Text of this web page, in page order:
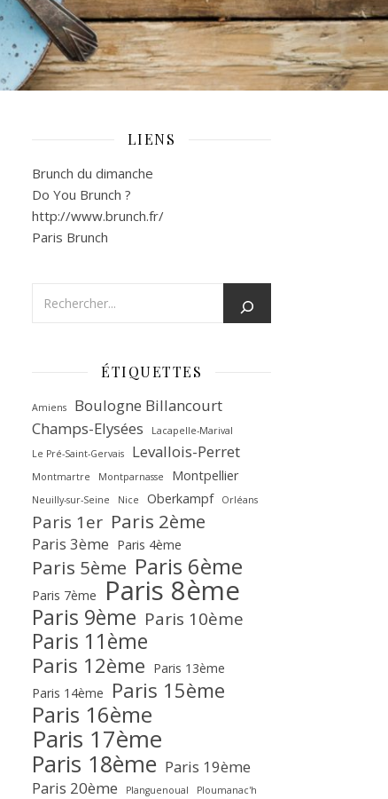
LIENS
Brunch du dimanche
Do You Brunch ?
http://www.brunch.fr/
Paris Brunch
ÉTIQUETTES
Amiens
Boulogne Billancourt
Champs-Elysées
Lacapelle-Marival
Le Pré-Saint-Gervais
Levallois-Perret
Montmartre Montparnasse Montpellier
Neuilly-sur-Seine Nice Oberkampf Orléans
Paris 1er Paris 2ème
Paris 3ème Paris 4ème
Paris 5ème Paris 6ème
Paris 7ème Paris 8ème
Paris 9ème Paris 10ème
Paris 11ème
Paris 12ème Paris 13ème
Paris 14ème
Paris 15ème
Paris 16ème
Paris 17ème
Paris 18ème Paris 19ème
Paris 20ème
Planguenoual
Ploumanac'h